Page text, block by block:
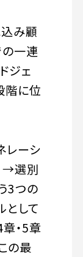
込み顧
一連
ジェ
階に位
レーシ
→選別
3つの
として
・5章
の最